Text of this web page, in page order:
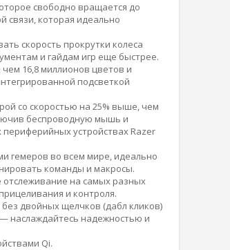
свободно вращается до
связи, которая идеально
скорость прокрутки колеса
и гайдам игр еще быстрее.
16,8 миллионов цветов и
подсветкой
со скоростью на 25% выше, чем
беспроводную мышь и
устройствах Razer
гемеров во всем мире, идеально
команды и макросы.
отслеживание на самых разных
и контроля.
двойных щелчков (дабл кликов)
наслаждайтесь надежностью и
Qi.